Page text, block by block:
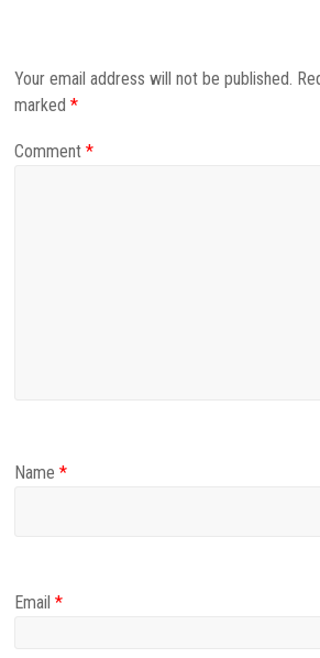
Your email address will not be published.
marked*
Comment*
Name*
Email*